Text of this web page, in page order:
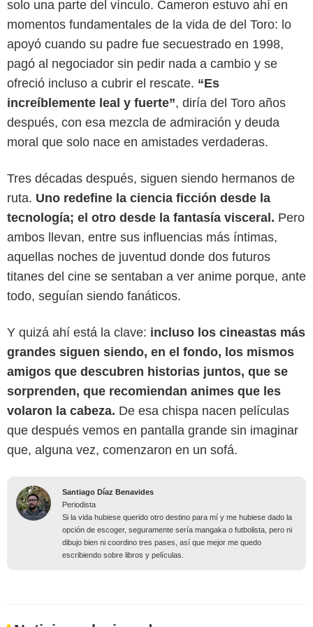
solo una parte del vínculo. Cameron estuvo ahí en
momentos fundamentales de la vida de del Toro: lo
apoyó cuando su padre fue secuestrado en 1998,
pagó al negociador sin pedir nada a cambio y se
ofreció incluso a cubrir el rescate. “Es
increíblemente leal y fuerte”, diría del Toro años
después, con esa mezcla de admiración y deuda
moral que solo nace en amistades verdaderas.
Tres décadas después, siguen siendo hermanos de
ruta. Uno redefine la ciencia ficción desde la
tecnología; el otro desde la fantasía visceral. Pero
ambos llevan, entre sus influencias más íntimas,
aquellas noches de juventud donde dos futuros
titanes del cine se sentaban a ver anime porque, ante
todo, seguían siendo fanáticos.
Y quizá ahí está la clave: incluso los cineastas más
grandes siguen siendo, en el fondo, los mismos
amigos que descubren historias juntos, que se
sorprenden, que recomiendan animes que les
volaron la cabeza. De esa chispa nacen películas
que después vemos en pantalla grande sin imaginar
que, alguna vez, comenzaron en un sofá.
Santiago Díaz Benavides
Periodista
Si la vida hubiese querido otro destino para mí y me hubiese dado la
opción de escoger, seguramente sería mangaka o futbolista, pero ni
dibujo bien ni coordino tres pases, así que mejor me quedo
escribiendo sobre libros y películas.